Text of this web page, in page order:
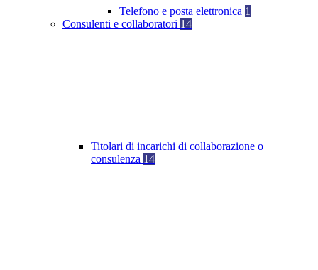
Telefono e posta elettronica 1
Consulenti e collaboratori 14
Titolari di incarichi di collaborazione o
consulenza 14